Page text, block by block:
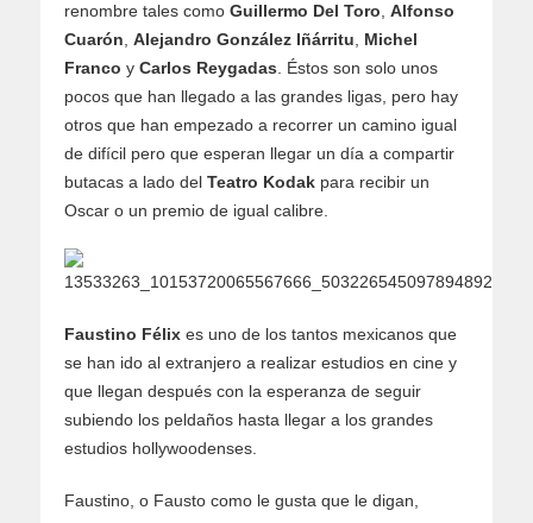
renombre tales como Guillermo Del Toro Alfonso
Cuarón Alejandro González Iñárritu
Michel
Franco y Carlos Reygadas . Éstos son solo unos
pocos que han llegado a las grandes ligas, pero hay
otros que han empezado a recorrer un camino igual
de difícil pero que esperan llegar un día a compartir
butacas a lado del Teatro Kodak para recibir un
Oscar o un premio de igual calibre.
Faustino Félix es uno de los tantos mexicanos que
se han ido al extranjero a realizar estudios en cine y
que llegan después con la esperanza de seguir
subiendo los peldaños hasta llegar a los grandes
estudios hollywoodenses.
Faustino, o Fausto como le gusta que le digan,